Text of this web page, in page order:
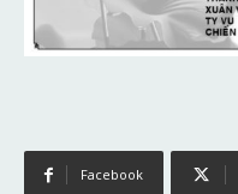
Facebook